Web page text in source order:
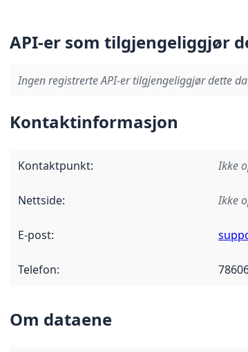
API-er som tilgjengeliggjør
Ingen registrerte API-er tilgjengeliggjør dette
Kontaktinformasjon
Kontaktpunkt: Ikke
Nettside: Ikke
E-post:
Telefon:
Om dataene